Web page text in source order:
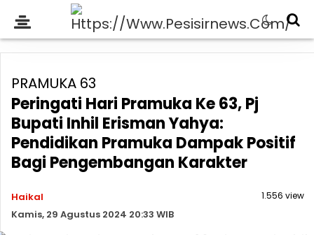
PRAMUKA 63
Peringati Hari Pramuka Ke 63, Pj
Bupati Inhil Erisman Yahya:
Pendidikan Pramuka Dampak Positif
Bagi Pengembangan Karakter
Haikal
Kamis, 29 Agustus 2024 20:33 WIB
1.556 view